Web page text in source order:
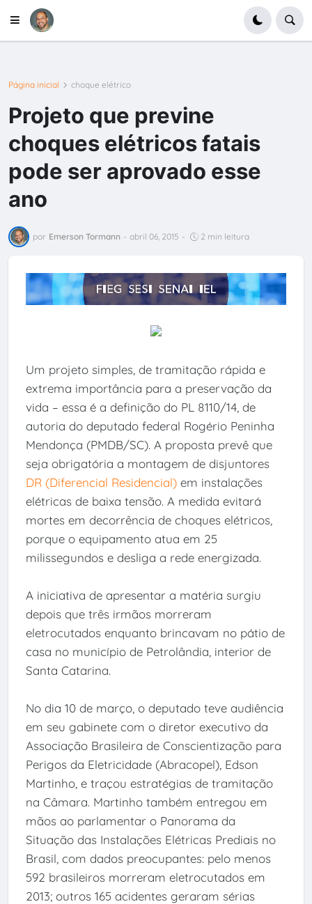
Página inicial choque elétrico
Projeto que previne
choques elétricos fatais
pode ser aprovado esse
ano
por Emerson Tormann - abril 06, 2015 - 2 min leitura
Um projeto simples, de tramitação rápida e
extrema importância para a preservação da
vida – essa é a definição do PL 8110/14, de
autoria do deputado federal Rogério Peninha
Mendonça (PMDB/SC). A proposta prevê que
seja obrigatória a montagem de disjuntores
DR (Diferencial Residencial)em instalações
elétricas de baixa tensão. A medida evitará
mortes em decorrência de choques elétricos,
porque o equipamento atua em 25
milissegundos e desliga a rede energizada.
A iniciativa de apresentar a matéria surgiu
depois que três irmãos morreram
eletrocutados enquanto brincavam no pátio de
casa no município de Petrolândia, interior de
Santa Catarina.
No dia 10 de março, o deputado teve audiência
em seu gabinete com o diretor executivo da
Associação Brasileira de Conscientização para
Perigos da Eletricidade (Abracopel), Edson
Martinho, e traçou estratégias de tramitação
na Câmara. Martinho também entregou em
mãos ao parlamentar o Panorama da
Situação das Instalações Elétricas Prediais no
Brasil, com dados preocupantes: pelo menos
592 brasileiros morreram eletrocutados em
2013; outros 165 acidentes geraram sérias